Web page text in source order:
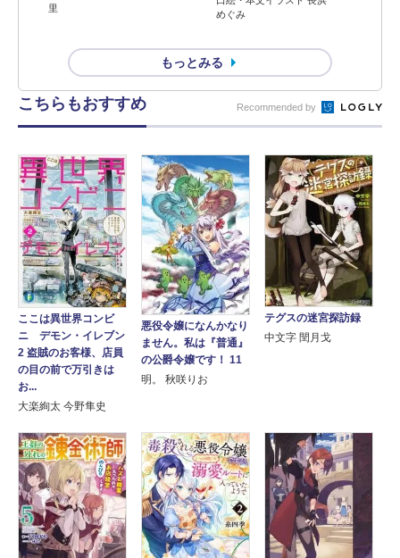
里
めぐみ
もっとみる
こちらもおすすめ Recommended by
ここは異世界コンビ
ニ デモン・イレブン
2 盗賊のお客様、店員
の目の前で万引きは
お...
大楽絢太 今野隼史
悪役令嬢になんかなり
ません。私は『普通』
の公爵令嬢です！ 11
明。 秋咲りお
テグスの迷宮探訪録
中文字 閏月戈